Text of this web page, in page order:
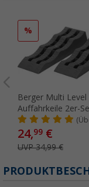
%
Berger Multi Level
Auffahrkeile 2er-
24,99 €
UVP 34,99 €